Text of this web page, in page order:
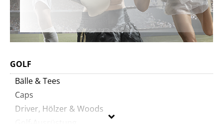
GOLF
Bälle & Tees
Caps
Driver, Hölzer & Woods